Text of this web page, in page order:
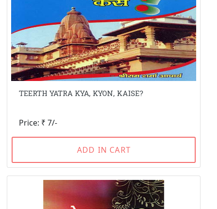
TEERTH YATRA KYA, KYON, KAISE?
Price: ₹ 7/-
ADD IN CART